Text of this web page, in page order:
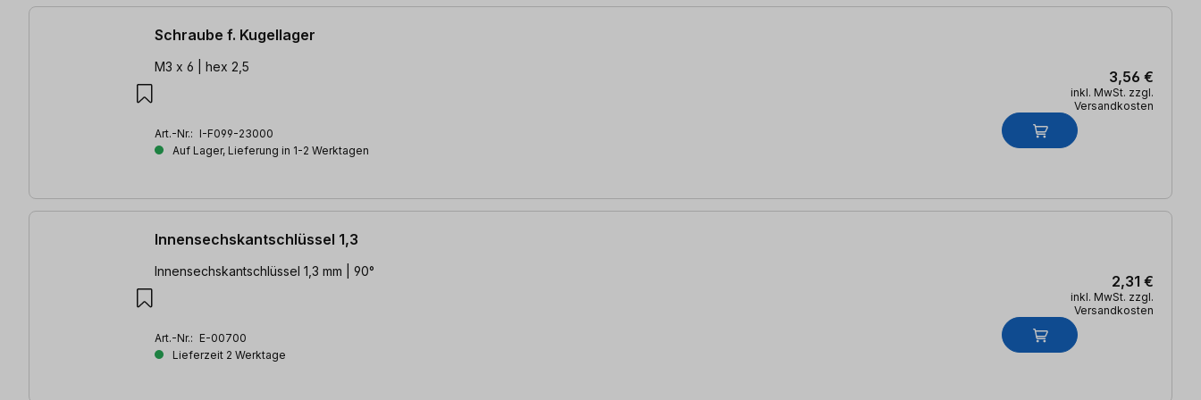
Schraube f. Kugellager
M3 x 6 | hex 2,5
Art.-Nr.: I-F099-23000
Auf Lager, Lieferung in 1-2 Werktagen
3,56 €
inkl. MwSt. zzgl.
Versandkosten
Innensechskantschlüssel 1,3
Innensechskantschlüssel 1,3 mm | 90°
Art.-Nr.: E-00700
Lieferzeit 2 Werktage
2,31 €
inkl. MwSt. zzgl.
Versandkosten